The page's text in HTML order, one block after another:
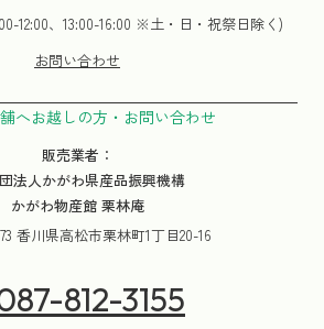
12:00、13:00-16:00 ※土・日・祝祭日除く)
お問い合わせ
へお越しの方・お問い合わせ
販売業者：
法人かがわ県産品振興機構
かがわ物産館 栗林庵
香川県高松市栗林町1丁目20-16
812-3155